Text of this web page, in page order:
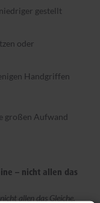
gestellt
oder
Handgriffen
großen Aufwand
– nicht allen das
allen das Gleiche.